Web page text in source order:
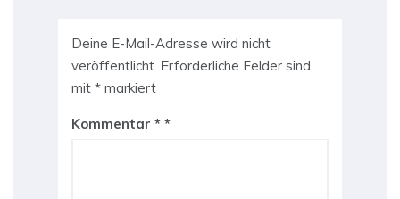
Deine E-Mail-Adresse wird nicht
veröffentlicht. Erforderliche Felder sind
mit * markiert
Kommentar *